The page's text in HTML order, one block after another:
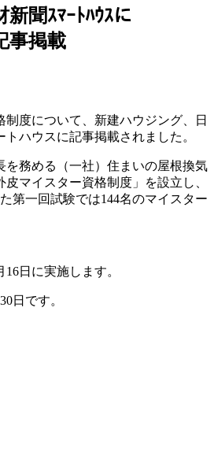
新聞ｽﾏｰﾄﾊｳｽに
事掲載
度について、新建ハウジング、日
ハウスに記事掲載されました。
を務める（一社）住まいの屋根換気
マイスター資格制度」を設立し、
第一回試験では144名のマイスター
16日に実施します。
日です。